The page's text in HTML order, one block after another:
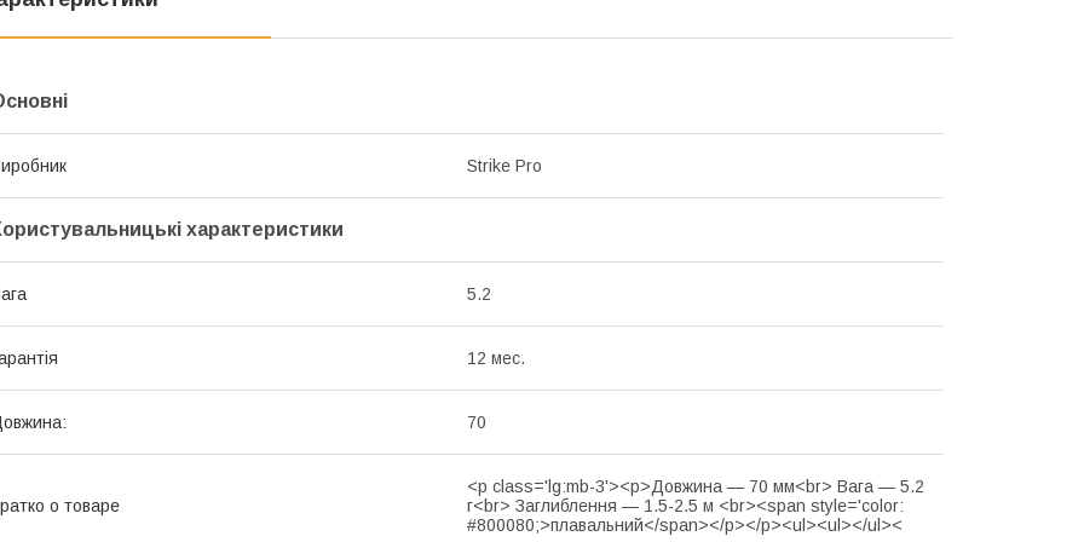
Strike Pro
характеристики
5.2
12 мес.
70
о товаре
<p class='lg:mb-3'><p>Довжина — 70 мм<br> Вага — 5.2
г<br> Заглиблення — 1.5-2.5 м <br><span style='color:
#800080;>плавальний</span></p></p><ul><ul></ul><